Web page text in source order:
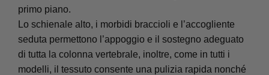
primo piano.
Lo schienale alto, i morbidi braccioli e l’accogliente
seduta permettono l’appoggio e il sostegno adeguato
di tutta la colonna vertebrale, inoltre, come in tutti i
modelli, il tessuto consente una pulizia rapida nonché